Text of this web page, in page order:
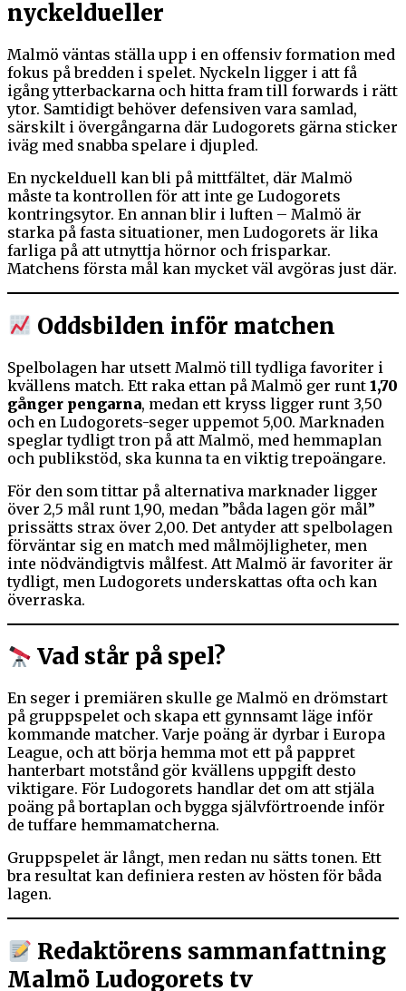
nyckeldueller
Malmö väntas ställa upp i en offensiv formation med
fokus på bredden i spelet. Nyckeln ligger i att få
igång ytterbackarna och hitta fram till forwards i rätt
ytor. Samtidigt behöver defensiven vara samlad,
särskilt i övergångarna där Ludogorets gärna sticker
iväg med snabba spelare i djupled.
En nyckelduell kan bli på mittfältet, där Malmö
måste ta kontrollen för att inte ge Ludogorets
kontringsytor. En annan blir i luften – Malmö är
starka på fasta situationer, men Ludogorets är lika
farliga på att utnyttja hörnor och frisparkar.
Matchens första mål kan mycket väl avgöras just där.
Oddsbilden inför matchen
Spelbolagen har utsett Malmö till tydliga favoriter i
kvällens match. Ett raka ettan på Malmö ger runt 1,70
gånger pengarna, medan ett kryss ligger runt 3,50
och en Ludogorets-seger uppemot 5,00. Marknaden
speglar tydligt tron på att Malmö, med hemmaplan
och publikstöd, ska kunna ta en viktig trepoängare.
För den som tittar på alternativa marknader ligger
över 2,5 mål runt 1,90, medan ”båda lagen gör mål”
prissätts strax över 2,00. Det antyder att spelbolagen
förväntar sig en match med målmöjligheter, men
inte nödvändigtvis målfest. Att Malmö är favoriter är
tydligt, men Ludogorets underskattas ofta och kan
överraska.
Vad står på spel?
En seger i premiären skulle ge Malmö en drömstart
på gruppspelet och skapa ett gynnsamt läge inför
kommande matcher. Varje poäng är dyrbar i Europa
League, och att börja hemma mot ett på pappret
hanterbart motstånd gör kvällens uppgift desto
viktigare. För Ludogorets handlar det om att stjäla
poäng på bortaplan och bygga självförtroende inför
de tuffare hemmamatcherna.
Gruppspelet är långt, men redan nu sätts tonen. Ett
bra resultat kan definiera resten av hösten för båda
lagen.
Redaktörens sammanfattning
Malmö Ludogorets tv